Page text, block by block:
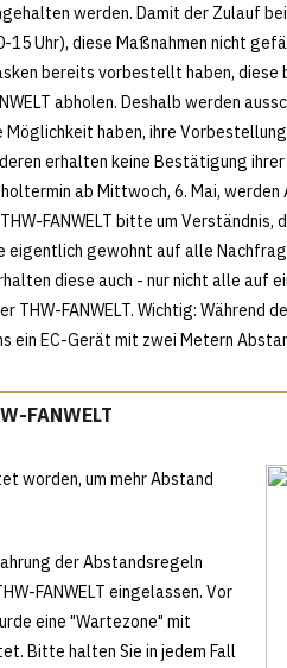
werden. Damit der Zulauf
15 Uhr), diese Maßnahmen nicht
bereits vorbestellt haben, diese
abholen. Deshalb werden
Möglichkeit haben, ihre
erhalten keine Bestätigung
ab Mittwoch, 6. Mai,
FANWELT bitte um Verständnis,
gewohnt auf alle
diese auch - nur nicht alle auf
FANWELT. Wichtig: Während
ein EC-Gerät mit zwei Metern
FANWELT
worden, um mehr Abstand
der Abstandsregeln
FANWELT eingelassen. Vor
eine "Wartezone" mit
Bitte halten Sie in jedem Fall